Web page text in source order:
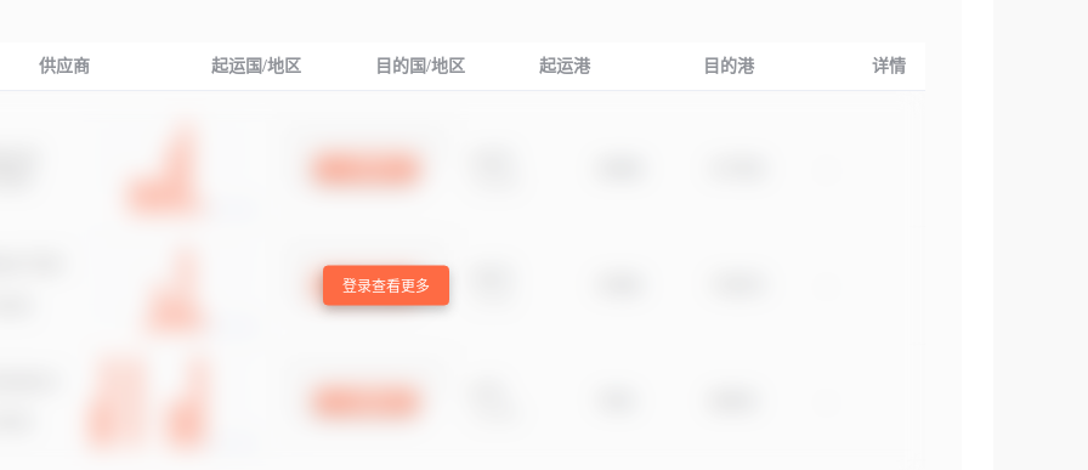
供应商 起运国/地区 目的国/地区 起运港 目的港 详情
登录查看更多